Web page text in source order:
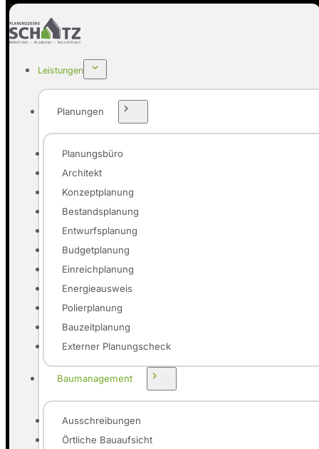
Leistungen
Planungen
Planungsbüro
Architekt
Konzeptplanung
Bestandsplanung
Entwurfsplanung
Budgetplanung
Einreichplanung
Energieausweis
Polierplanung
Bauzeitplanung
Externer Planungscheck
Baumanagement
Ausschreibungen
Örtliche Bauaufsicht